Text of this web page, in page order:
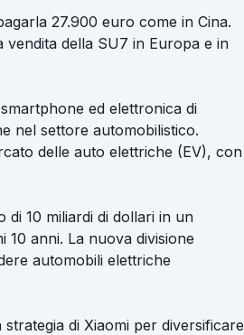
27.900 euro come in Cina.
della SU7 in Europa e in
ed elettronica di
nel settore automobilistico.
delle auto elettriche (EV), con
di 10 miliardi di dollari in un
10 anni. La nuova divisione
automobili elettriche
di Xiaomi per diversificare